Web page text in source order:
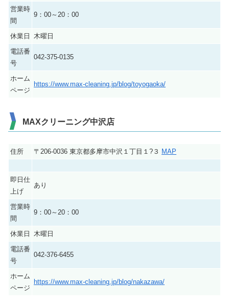
営業時
間
9：00～20：00
休業日
木曜日
電話番
号
042-375-0135
ホーム
ページ
https://www.max-cleaning.jp/blog/toyogaoka/
MAXクリーニング中沢店
住所 〒206-0036 東京都多摩市中沢１丁目１?３ MAP
即日仕
上げ
あり
営業時
間
9：00～20：00
休業日
木曜日
電話番
号
042-376-6455
ホーム
ページ
https://www.max-cleaning.jp/blog/nakazawa/